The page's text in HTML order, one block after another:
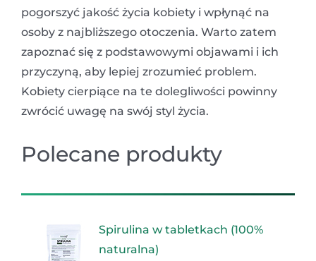
pogorszyć jakość życia kobiety i wpłynąć na
osoby z najbliższego otoczenia. Warto zatem
zapoznać się z podstawowymi objawami i ich
przyczyną, aby lepiej zrozumieć problem.
Kobiety cierpiące na te dolegliwości powinny
zwrócić uwagę na swój styl życia.
Polecane produkty
Spirulina w tabletkach (100%
naturalna)